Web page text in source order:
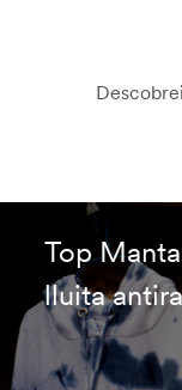
Top
lluita